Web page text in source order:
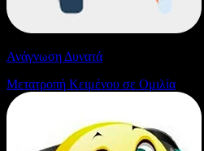
Ανάγνωση Δυνατά
Μετατροπή Κειμένου σε Ομιλία